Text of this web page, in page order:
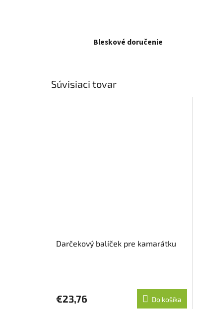
Bleskové doručenie
Súvisiaci tovar
Darčekový balíček pre kamarátku
€23,76 Do košíka